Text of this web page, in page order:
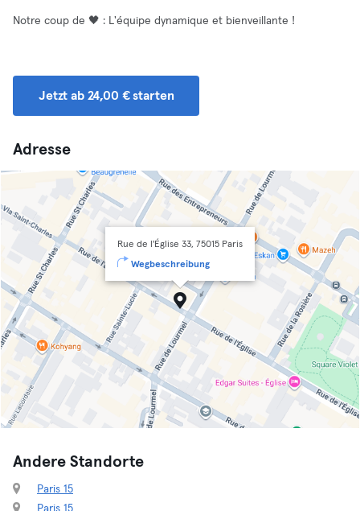
Notre coup de 🖤 : L'équipe dynamique et bienveillante !
Jetzt ab 24,00 € starten
Adresse
Rue de l'Église 33, 75015 Paris
Wegbeschreibung
Andere Standorte
Paris 15
Paris 15